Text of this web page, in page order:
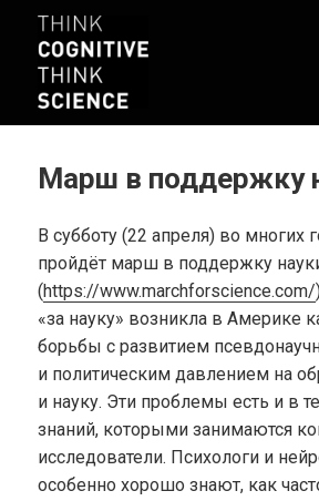
Марш в поддержку
В субботу (22 апреля) во многих
пройдёт марш в поддержку
(https://www.marchforscience.com/
«за науку» возникла в Америке
борьбы с развитием
и политическим давлением на
и науку. Эти проблемы есть и в
знаний, которыми занимаются
исследователи. Психологи и
особенно хорошо знают, как